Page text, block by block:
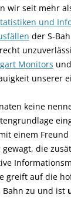
wir seit mehr
und
der S-
Monitors
unserer
keine
einem Freund
die
greift auf die
Bahn zu und ist